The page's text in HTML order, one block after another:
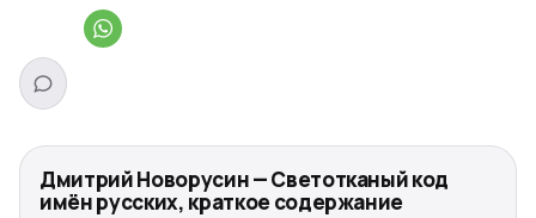
Дмитрий Новорусин — Светотканый код
имён русских, краткое содержание